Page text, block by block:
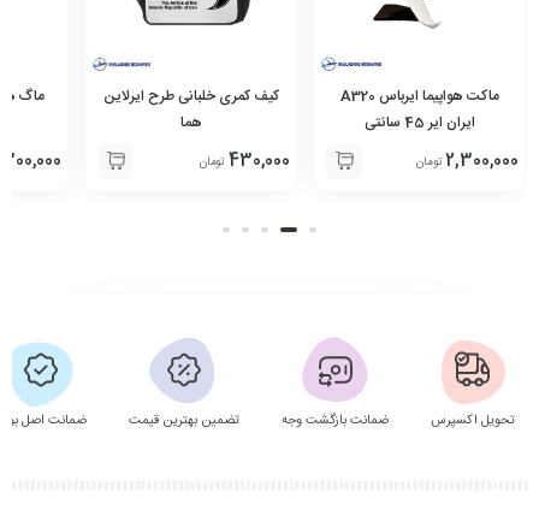
ماکت هواپیما ایرباس A320
ایران ایر 45 سانتی
2,300,000 تومان
کیف کمری خلبانی طرح ایرلاین
هما
430,000 تومان
ماگ
300,000
تحویل اکسپرس ضمانت بازگشت وجه تضمین بهترین قیمت ضمانت اصل